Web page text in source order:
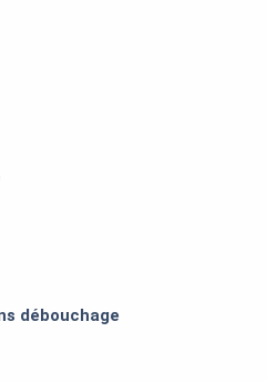
débouchage